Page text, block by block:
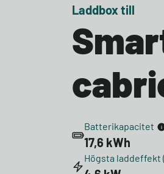
Laddbox till
Batterikapacitet
17,6 kWh
Högsta laddeffekt